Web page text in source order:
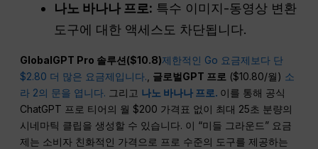
나노 바나나 프로: 특수 이미지-동영상 변환
도구에 대한 액세스도 차단됩니다.
GlobalGPT Pro 솔루션($10.8)제한적인 Go 요금제보다 단
$2.80 더 많은 요금제입니다. 글로벌GPT 프로 ($10.80/월) 소
라 2의 문을 엽니다. 그리고 나노 바나나 프로. 이를 통해 공식
ChatGPT 프로 티어의 월 $200 가격표 없이 최대 25초 분량의
시네마틱 클립을 생성할 수 있습니다. 이 “미들 그라운드” 요금
제는 소비자 친화적인 가격으로 프로 수준의 도구를 제공하는